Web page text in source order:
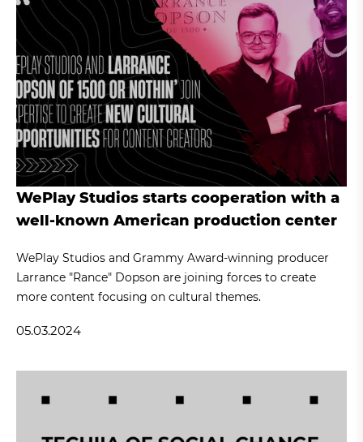
WePlay Studios starts cooperation with a
well-known American production center
WePlay Studios and Grammy Award-winning producer
Larrance "Rance" Dopson are joining forces to create
more content focusing on cultural themes.
05.03.2024